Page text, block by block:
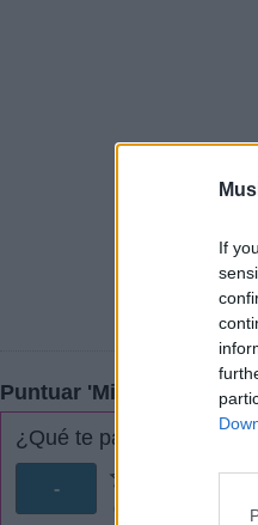
If
Puntuar 'Mirando las
¿Qué te parece esta
-